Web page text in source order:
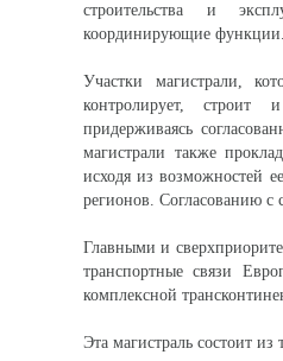
строительства и
координирующие
Участки магистрали,
контролирует, строит
придерживаясь
магистрали также
исходя из возможностей
регионов. Согласованию с
Главными и
транспортные связи
комплексной
Эта магистраль состоит из